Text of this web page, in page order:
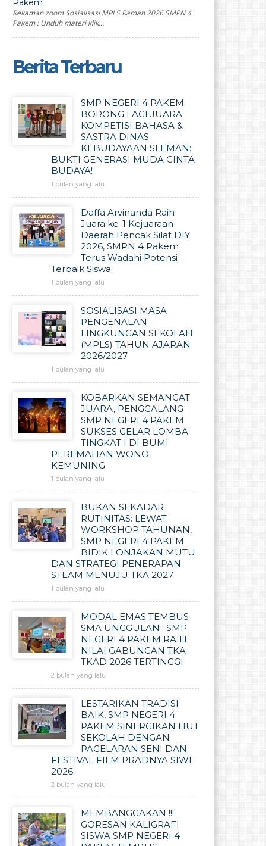
Pakem
Rekaman zoom Sosialisasi MPLS Ramah 2026 SMPN 4
Pakem : Unduh materi klik...
Berita Terbaru
SMP NEGERI 4 PAKEM
BORONG LAGI JUARA
KOMPETISI BAHASA &
SASTRA DINAS
KEBUDAYAAN SLEMAN:
BUKTI GENERASI MUDA CINTA
BUDAYA!
1 bulan yang lalu
Daffa Arvinanda Raih
Juara ke-1 Kejuaraan
Daerah Pencak Silat DIY
2026, SMPN 4 Pakem
Terus Wadahi Potensi
Terbaik Siswa
1 bulan yang lalu
SOSIALISASI MASA
PENGENALAN
LINGKUNGAN SEKOLAH
(MPLS) TAHUN AJARAN
2026/2027
1 bulan yang lalu
KOBARKAN SEMANGAT
JUARA, PENGGALANG
SMP NEGERI 4 PAKEM
SUKSES GELAR LOMBA
TINGKAT I DI BUMI
PEREMAHAN WONO
KEMUNING
1 bulan yang lalu
BUKAN SEKADAR
RUTINITAS: LEWAT
WORKSHOP TAHUNAN,
SMP NEGERI 4 PAKEM
BIDIK LONJAKAN MUTU
DAN STRATEGI PENERAPAN
STEAM MENUJU TKA 2027
1 bulan yang lalu
MODAL EMAS TEMBUS
SMA UNGGULAN : SMP
NEGERI 4 PAKEM RAIH
NILAI GABUNGAN TKA-
TKAD 2026 TERTINGGI
2 bulan yang lalu
LESTARIKAN TRADISI
BAIK, SMP NEGERI 4
PAKEM SINERGIKAN HUT
SEKOLAH DENGAN
PAGELARAN SENI DAN
FESTIVAL FILM PRADNYA SIWI
2026
2 bulan yang lalu
MEMBANGGAKAN !!!
GORESAN KALIGRAFI
SISWA SMP NEGERI 4